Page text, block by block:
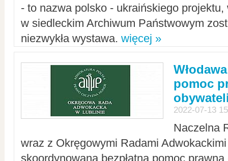
- to nazwa polsko - ukraińskiego
w siedleckim Archiwum Państwowym
niezwykła wystawa. więcej »
pomoc
2022-07-13
Naczelna
wraz z Okręgowymi Radami Adwokackimi
skoordynowaną bezpłatną pomoc